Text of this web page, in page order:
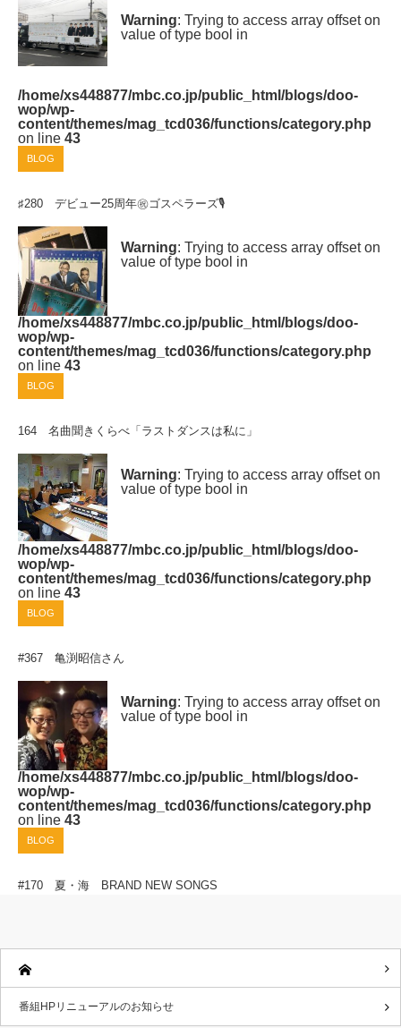
Warning: Trying to access array offset on
value of type bool in
/home/xs448877/mbc.co.jp/public_html/blogs/doo-
wop/wp-
content/themes/mag_tcd036/functions/category.php
on line 43
BLOG
♯280 デビュー25周年㊗ゴスペラーズ🎙
Warning: Trying to access array offset on
value of type bool in
/home/xs448877/mbc.co.jp/public_html/blogs/doo-
wop/wp-
content/themes/mag_tcd036/functions/category.php
on line 43
BLOG
164 名曲聞きくらべ「ラストダンスは私に」
Warning: Trying to access array offset on
value of type bool in
/home/xs448877/mbc.co.jp/public_html/blogs/doo-
wop/wp-
content/themes/mag_tcd036/functions/category.php
on line 43
BLOG
#367 亀渕昭信さん
Warning: Trying to access array offset on
value of type bool in
/home/xs448877/mbc.co.jp/public_html/blogs/doo-
wop/wp-
content/themes/mag_tcd036/functions/category.php
on line 43
BLOG
#170 夏・海 BRAND NEW SONGS
番組HPリニューアルのお知らせ